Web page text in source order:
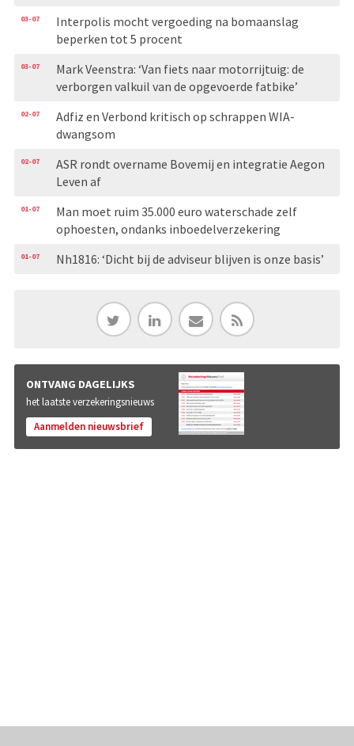
03-07
Interpolis mocht vergoeding na bomaanslag
beperken tot 5 procent
03-07
Mark Veenstra: ‘Van fiets naar motorrijtuig: de
verborgen valkuil van de opgevoerde fatbike’
02-07
Adfiz en Verbond kritisch op schrappen WIA-
dwangsom
02-07
ASR rondt overname Bovemij en integratie Aegon
Leven af
01-07
Man moet ruim 35.000 euro waterschade zelf
ophoesten, ondanks inboedelverzekering
01-07 Nh1816: ‘Dicht bij de adviseur blijven is onze basis’
ONTVANG DAGELIJKS
het laatste verzekeringsnieuws
Aanmelden nieuwsbrief